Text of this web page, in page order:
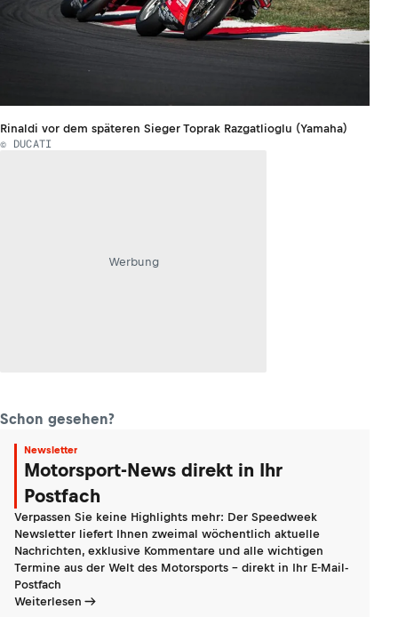
Rinaldi vor dem späteren Sieger Toprak Razgatlioglu (Yamaha)
© DUCATI
Werbung
Schon gesehen?
Newsletter
Motorsport-News direkt in Ihr
Postfach
Verpassen Sie keine Highlights mehr: Der Speedweek
Newsletter liefert Ihnen zweimal wöchentlich aktuelle
Nachrichten, exklusive Kommentare und alle wichtigen
Termine aus der Welt des Motorsports - direkt in Ihr E-Mail-
Postfach
Weiterlesen